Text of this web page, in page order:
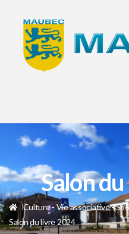
Salon
Culture - Vie associative -
Salon du livre 2024